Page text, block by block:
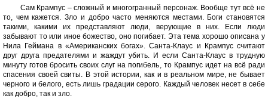
Сам Крампус – сложный и многогранный персонаж. Вообще тут всё не
то, чем кажется. Зло и добро часто меняются местами. Боги становятся
такими, какими их представляют люди, верующие в них. Если люди
забывают то или иное божество, оно погибает. Эта тема хорошо описана у
Нила Геймана в «Американских богах». Санта-Клаус и Крампус считают
друг друга предателями и жаждут убить. И если Санта-Клаус в трудную
минуту готов бросить своих слуг на погибель, то Крампус идет на всё ради
спасения своей свиты. В этой истории, как и в реальном мире, не бывает
черного и белого, есть лишь градации серого. Каждый человек несет в себе
как добро, так и зло.